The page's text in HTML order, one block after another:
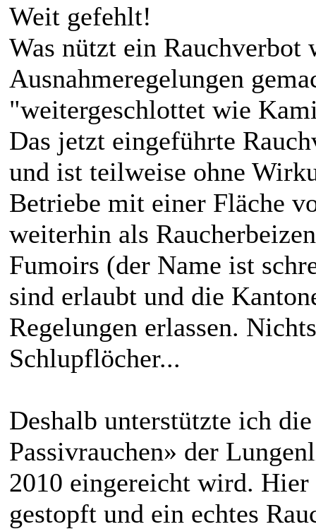
Weit gefehlt!
Was nützt ein Rauchverbot
Ausnahmeregelungen
"weitergeschlottet wie
Das jetzt eingeführte
und ist teilweise ohne
Betriebe mit einer Fläche
weiterhin als
Fumoirs (der Name ist
sind erlaubt und die
Regelungen erlassen.
Schlupflöcher...
Deshalb unterstützte ich
Passivrauchen» der
2010 eingereicht wird.
gestopft und ein echtes